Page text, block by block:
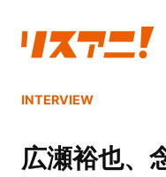
INTERVIEW
広瀬裕也、